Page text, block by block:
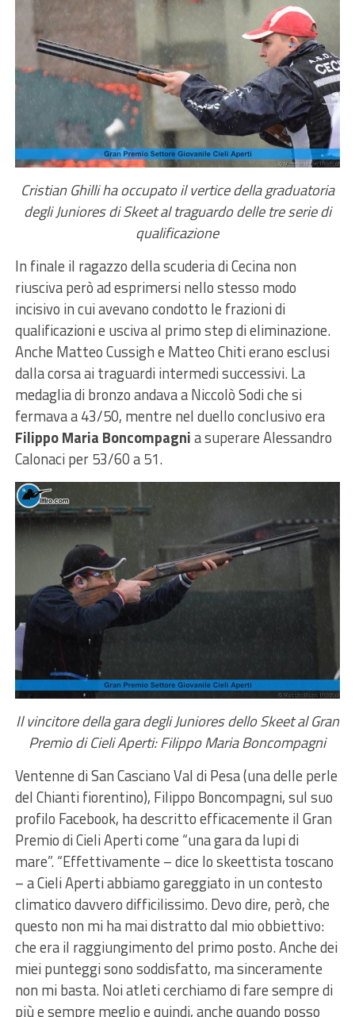
Cristian Ghilli ha occupato il vertice della graduatoria
degli Juniores di Skeet al traguardo delle tre serie di
qualificazione
In finale il ragazzo della scuderia di Cecina non
riusciva però ad esprimersi nello stesso modo
incisivo in cui avevano condotto le frazioni di
qualificazioni e usciva al primo step di eliminazione.
Anche Matteo Cussigh e Matteo Chiti erano esclusi
dalla corsa ai traguardi intermedi successivi. La
medaglia di bronzo andava a Niccolò Sodi che si
fermava a 43/50, mentre nel duello conclusivo era
Filippo Maria Boncompagnia superare Alessandro
Calonaci per 53/60 a 51.
Il vincitore della gara degli Juniores dello Skeet al Gran
Premio di Cieli Aperti: Filippo Maria Boncompagni
Ventenne di San Casciano Val di Pesa (una delle perle
del Chianti fiorentino), Filippo Boncompagni, sul suo
profilo Facebook, ha descritto efficacemente il Gran
Premio di Cieli Aperti come “una gara da lupi di
mare”. “Effettivamente – dice lo skeettista toscano
– a Cieli Aperti abbiamo gareggiato in un contesto
climatico davvero difficilissimo. Devo dire, però, che
questo non mi ha mai distratto dal mio obbiettivo:
che era il raggiungimento del primo posto. Anche dei
miei punteggi sono soddisfatto, ma sinceramente
non mi basta. Noi atleti cerchiamo di fare sempre di
più e sempre meglio e quindi, anche quando posso